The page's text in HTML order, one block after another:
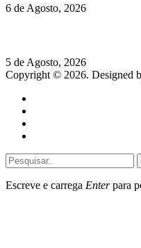
6 de Agosto, 2026
5 de Agosto, 2026
Copyright © 2026. Designed
Escreve e carrega Enterpara